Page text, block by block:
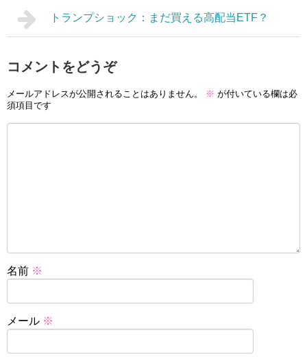
トランプショック：まだ買える高配当ETF？
コメントをどうぞ
メールアドレスが公開されることはありません。 ※ が付いている欄は必
須項目です
名前 ※
メール ※